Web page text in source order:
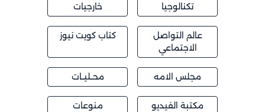
تكنالوجيا خارجيات
عالم التواصل
الاجتماعي
كتاب كويت نيوز
مجلس الامه محــليــات
مكتبة الفيديو منوعات